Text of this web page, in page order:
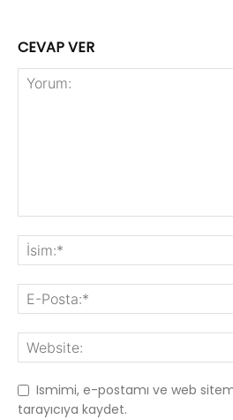
CEVAP VER
Ismimi, e-postamı ve web
tarayıcıya kaydet.